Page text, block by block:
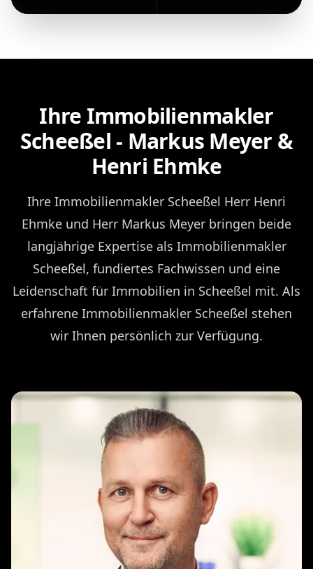
Ihre Immobilienmakler
Scheeßel - Markus Meyer &
Henri Ehmke
Ihre Immobilienmakler Scheeßel Herr Henri
Ehmke und Herr Markus Meyer bringen beide
langjährige Expertise als Immobilienmakler
Scheeßel, fundiertes Fachwissen und eine
Leidenschaft für Immobilien in Scheeßel mit. Als
erfahrene Immobilienmakler Scheeßel stehen
wir Ihnen persönlich zur Verfügung.